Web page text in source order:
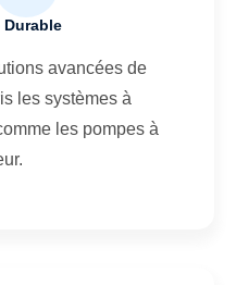
Durable
avancées de
les systèmes à
les pompes à